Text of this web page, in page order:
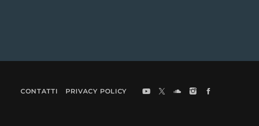
CONTATTI PRIVACY POLICY